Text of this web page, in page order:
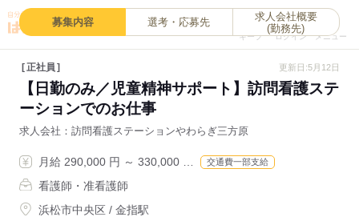
キープ
0
ログイン メニュー
募集内容 選考・応募先
求人会社概要
(勤務先)
正社員 更新日:5月12日
【日勤のみ／児童精神サポート】訪問看護ステ
ーションでのお仕事
求人会社 訪問看護ステーションやわらぎ三方原
月給 290,000 円 ～ 330,000 … 交通費一部支給
看護師・准看護師
浜松市中央区 / 金指駅